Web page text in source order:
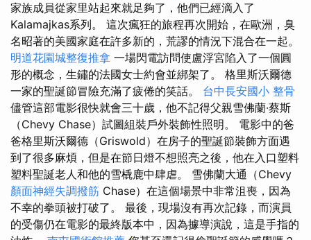
家族成員從家里站起來就足夠了，他們已經滴入了
Kalamajkas系列。 這次瘋狂的旅程再次開始，在歐洲，臭
名昭著的美國家庭在許多新的，荒謬的情況下混合在一起。
明道花園城整復推拿 一場閃電訪問使盧浮宮陷入了一個圓
形的概念，生鏽的法國女士約會並綁架了。 格里斯沃爾德
一家的聖誕節冒險充滿了疲倦的笑話。 台中長安國小 整骨
儘管這部電影很快就會三十歲，他不記得父親雪佛蘭·蔡斯
（Chevy Chase）試圖組裝戶外裝飾性照明。 電影中的爸
爸格里斯沃爾德（Griswold）在房子的聖誕節裝飾方面遇
到了很多麻煩，但是在節日燈不想照亮之後，他在入口塑料
塑料聖誕老人和他的雪橇鹿中肆虐。 雪佛蘭大通（Chevy
顏面神經失調撥筋 Chase）在這個場景中非常沮喪，因為
不幸的拳頭被打破了。 最後，現場沒有再次記錄，而演員
的受傷仍在電影的最終版本中，因為據導演說，這是手指的